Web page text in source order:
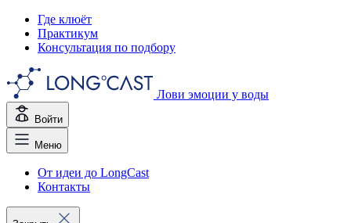
Где клюёт
Практикум
Консультация по подбору
Лови эмоции у воды
Войти
Меню
От идеи до LongCast
Контакты